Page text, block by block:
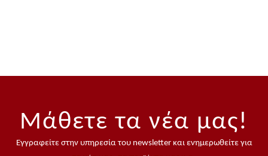
Μάθετε τα νέα μας!
Εγγραφείτε στην υπηρεσία του newsletter και ενημερωθείτε για